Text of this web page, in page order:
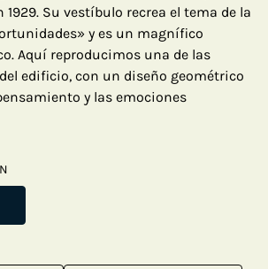
1929. Su vestíbulo recrea el tema de la
y es un magnífico
Aquí reproducimos una de las
edificio, con un diseño geométrico
y las emociones